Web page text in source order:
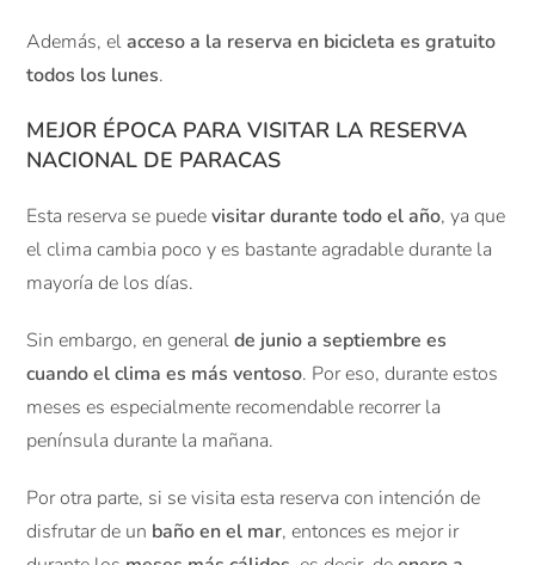
Además, elacceso a la reserva en bicicleta es gratuito
todos los lunes.
MEJOR ÉPOCA PARA VISITAR LA RESERVA
NACIONAL DE PARACAS
Esta reserva se puedevisitar durante todo el año, ya que
el clima cambia poco y es bastante agradable durante la
mayoría de los días.
Sin embargo, en generalde junio a septiembre es
cuando el clima es más ventoso. Por eso, durante estos
meses es especialmente recomendable recorrer la
península durante la mañana.
Por otra parte, si se visita esta reserva con intención de
disfrutar de un baño en el mar, entonces es mejor ir